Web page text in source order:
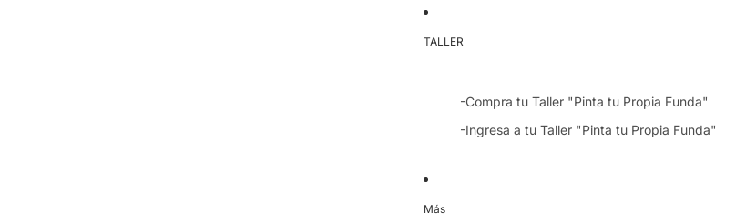
TALLER
-Compra tu Taller "Pinta tu Propia Funda"
-Ingresa a tu Taller "Pinta tu Propia Funda"
Más